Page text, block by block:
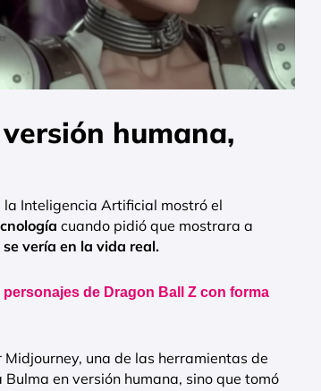
humana,
Inteligencia Artificial mostró el
cuando pidió que mostrara a
se vería en la vida real.
de Dragon Ball Z con forma
una de las herramientas de
en versión humana, sino que tomó